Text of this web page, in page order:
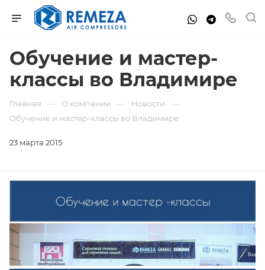
Обучение и мастер-
классы во Владимире
Главная — О компании — Новости —
Обучение и мастер-классы во Владимире
23 марта 2015